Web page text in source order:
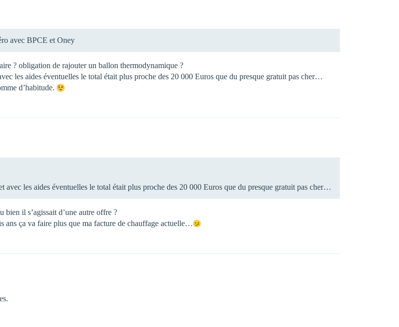
avec BPCE et Oney
? obligation de rajouter un ballon thermodynamique ?
les aides éventuelles le total était plus proche des 20 000 Euros que du presque gratuit pas cher…
d’habitude.
avec les aides éventuelles le total était plus proche des 20 000 Euros que du presque gratuit pas cher…
bien il s’agissait d’une autre offre ?
ans ça va faire plus que ma facture de chauffage actuelle…